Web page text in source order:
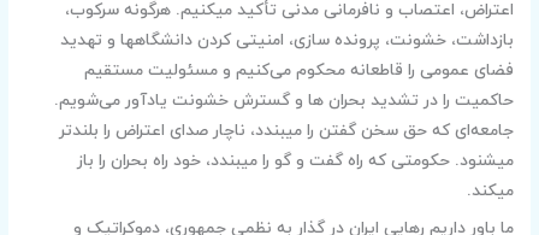
اعتراض، اعتصاب و نافرمانی مدنی تأکید میکنیم. هرگونه سرکوب،
بازداشت، خشونت، پرونده سازی، امنیتی کردن دانشگاهها و تهدید
فضای عمومی را قاطعانه محکوم می‌کنیم و مسئولیت مستقیم
حاکمیت را در تشدید بحران ها و گسترش خشونت یادآور می‌شویم.
جامعه‌ای که حق سخن گفتن را میبندد، ناچار صدای اعتراض را بلندتر
میشنود. حکومتی که راه گفت و گو را میبندد، خود راه بحران را باز
میکند.
ما باور داریم رهایی ایران در گذار به نظمی جمهوری، دموکراتیک و